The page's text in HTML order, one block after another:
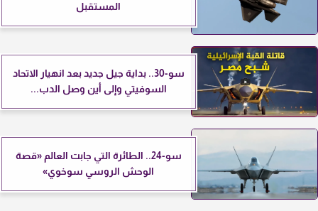
المستقبل
سو-30.. بداية جيل جديد بعد انهيار الاتحاد
السوفيتي وإلى أين وصل الدب...
سو-24.. الطائرة التي جابت العالم «قصة
الوحش الروسي سوخوي»